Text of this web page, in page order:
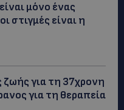
μόνο ένας
στιγμές είναι η
για τη 37χρονη
για τη θεραπεία